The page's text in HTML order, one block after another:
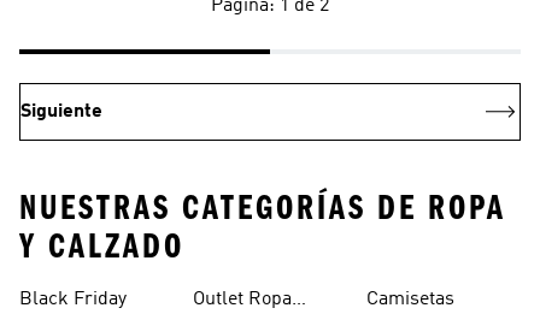
Página: 1 de 2
Siguiente
NUESTRAS CATEGORÍAS DE ROPA
Y CALZADO
Black Friday
Outlet Ropa
Camisetas